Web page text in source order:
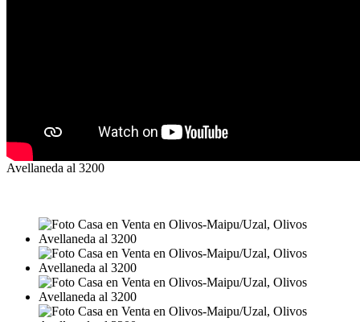
Avellaneda al 3200